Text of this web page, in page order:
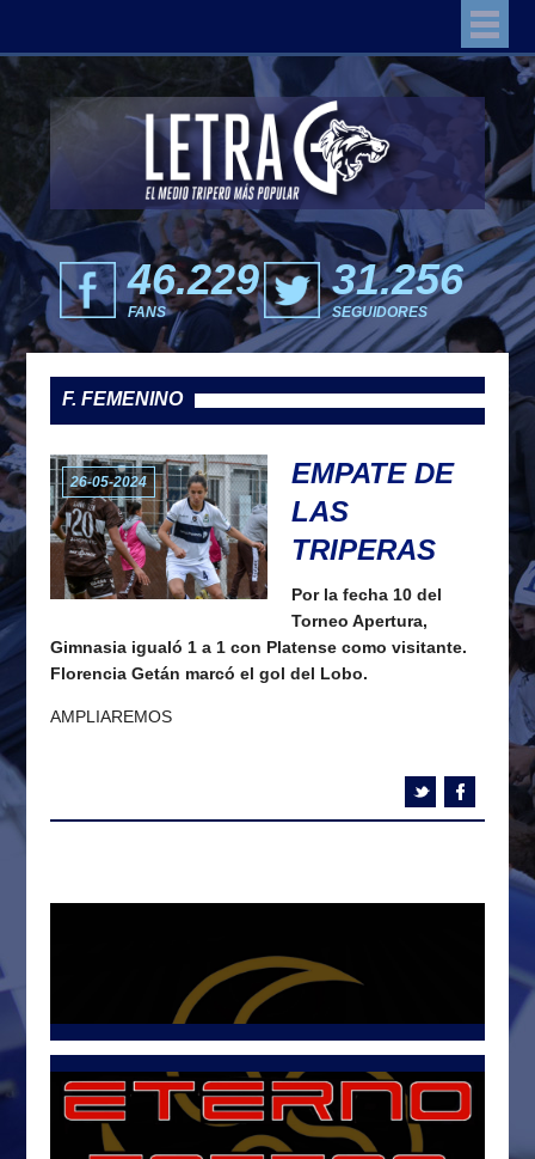
46.229
FANS
31.256
SEGUIDORES
F. FEMENINO
26-05-2024
EMPATE DE
LAS
TRIPERAS
Por la fecha 10 del
Torneo Apertura,
Gimnasia igualó 1 a 1 con Platense como visitante.
Florencia Getán marcó el gol del Lobo.
AMPLIAREMOS